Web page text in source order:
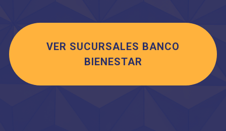
VER SUCURSALES BANCO
BIENESTAR